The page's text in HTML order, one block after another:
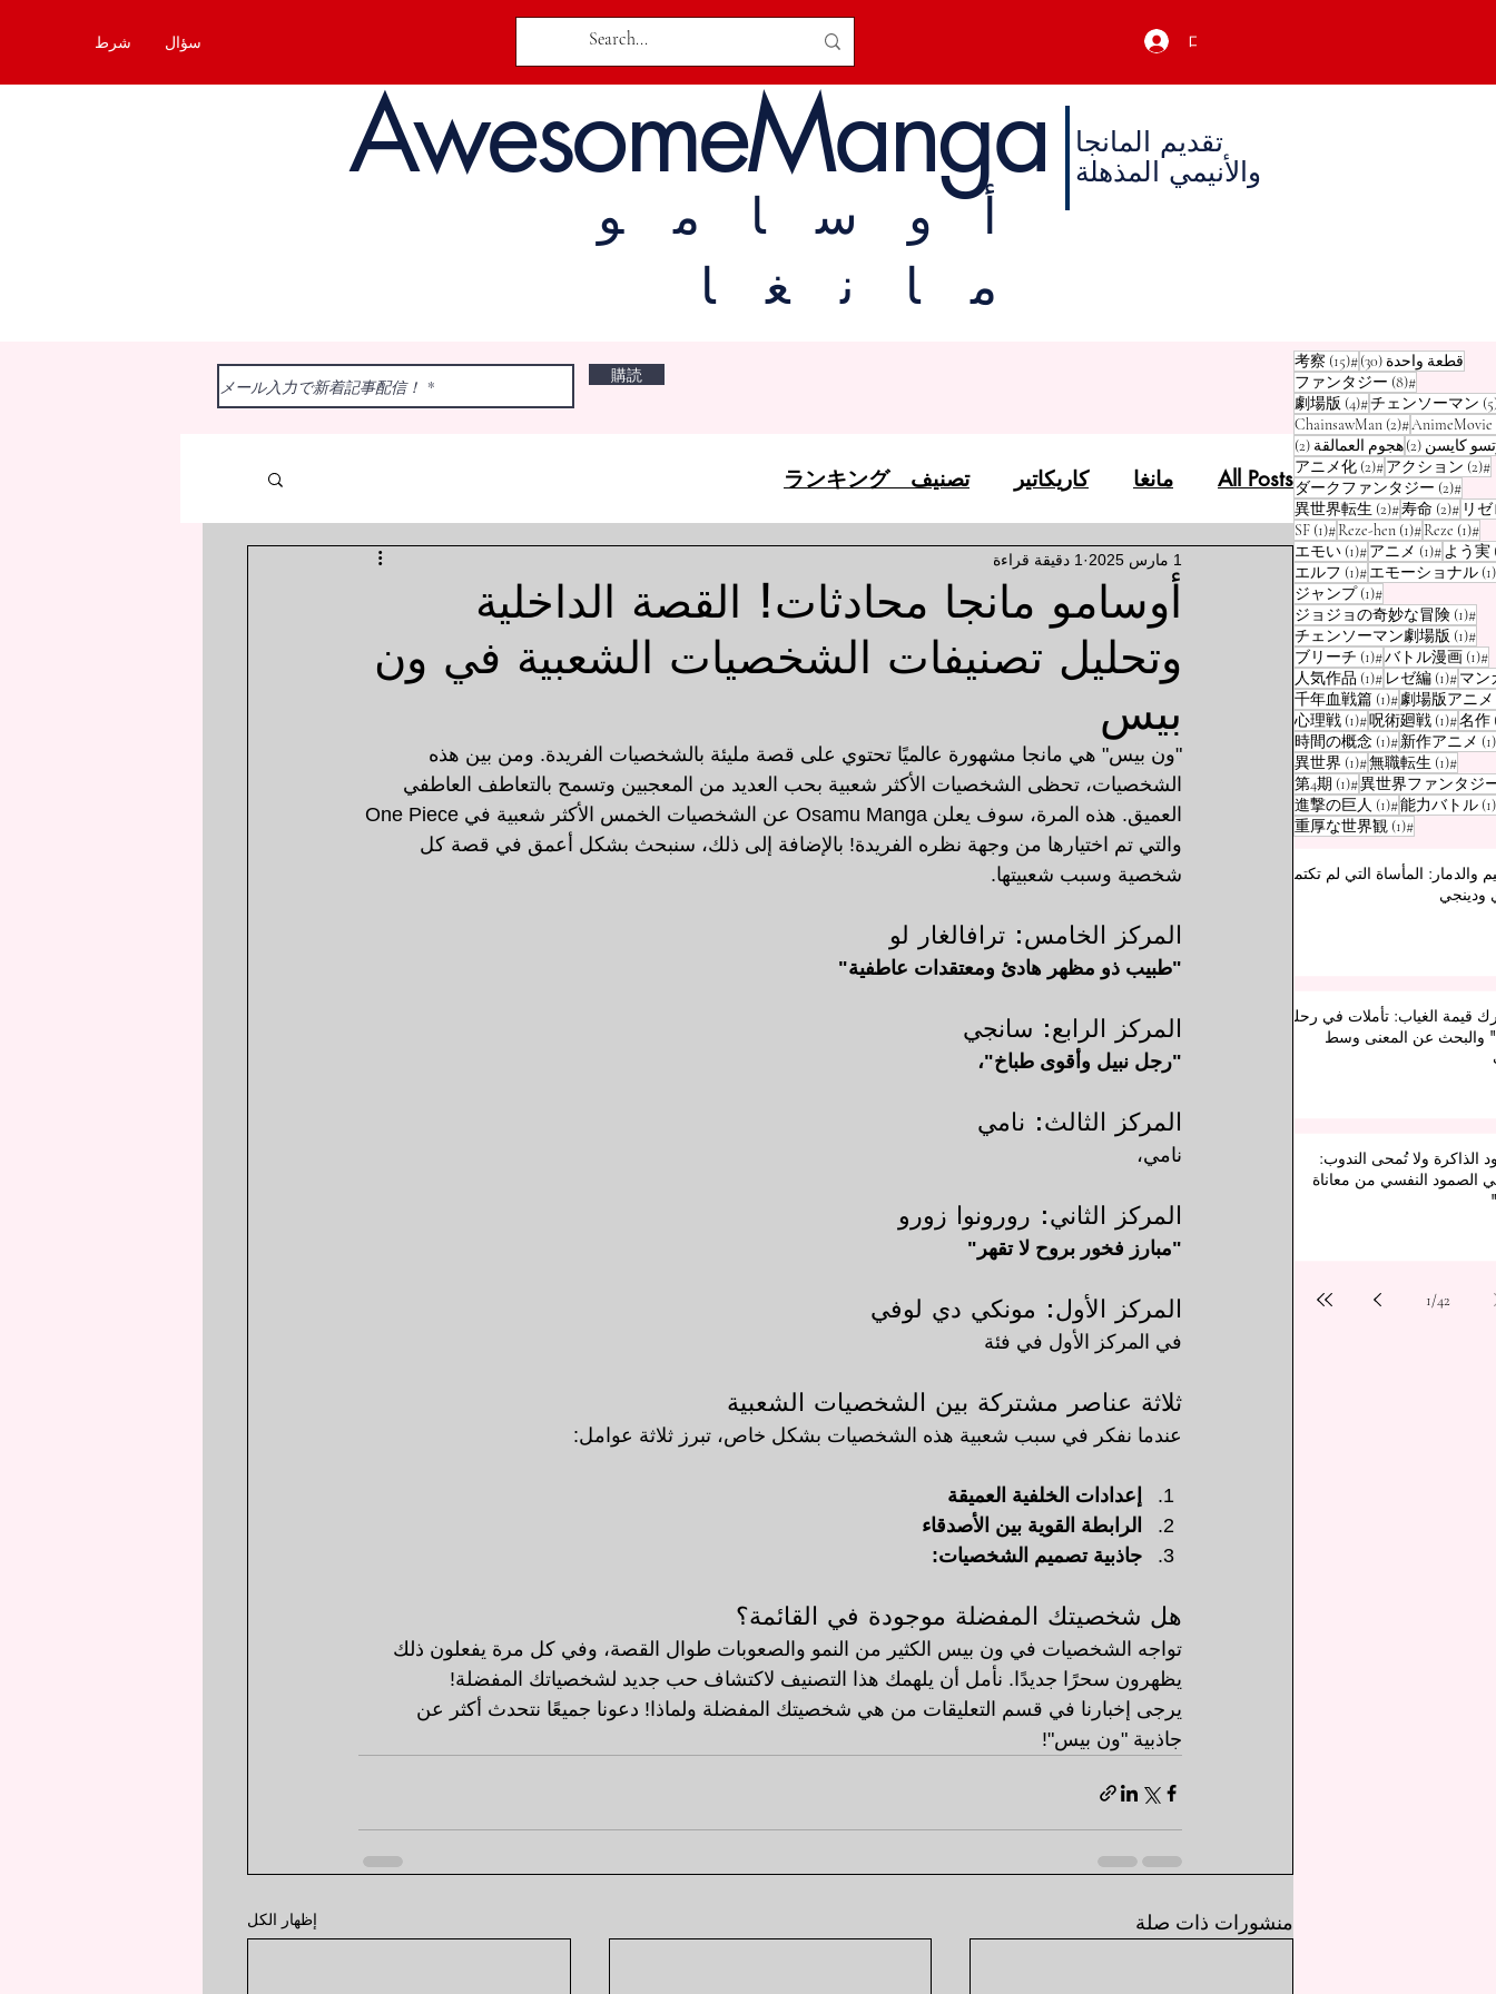
شرط سؤال ログイン
AwesomeManga
أوسامو
مانغا
تقديم المانجا
والأنيمي المذهلة
購読
All Posts مانغا كاريكاتير تصنيف ランキング
أوسامو مانجا محادثات! القصة الداخلية
وتحليل تصنيفات الشخصيات الشعبية في ون
بيس
1 مارس 2025 1 دقيقة قراءة
"ون بيس" هي مانجا مشهورة عالميًا تحتوي على قصة مليئة بالشخصيات الفريدة. ومن بين هذه
الشخصيات، تحظى الشخصيات الأكثر شعبية بحب العديد من المعجبين وتسمح بالتعاطف العاطفي
والتي تم اختيارها من وجهة نظره الفريدة! بالإضافة إلى ذلك، سنبحث بشكل أعمق في قصة كل
شخصية وسبب شعبيتها.
المركز الخامس: ترافالغار لو
"طبيب ذو مظهر هادئ ومعتقدات عاطفية"
المركز الرابع: سانجي
"رجل نبيل وأقوى طباخ"،
المركز الثالث: نامي
نامي،
المركز الثاني: رورونوا زورو
"مبارز فخور بروح لا تقهر"
المركز الأول: مونكي دي لوفي
في المركز الأول في فئة
ثلاثة عناصر مشتركة بين الشخصيات الشعبية
عندما نفكر في سبب شعبية هذه الشخصيات بشكل خاص، تبرز ثلاثة عوامل:
إعدادات الخلفية العميقة
الرابطة القوية بين الأصدقاء
جاذبية تصميم الشخصيات:
هل شخصيتك المفضلة موجودة في القائمة؟
تواجه الشخصيات في ون بيس الكثير من النمو والصعوبات طوال القصة، وفي كل مرة يفعلون ذلك
يظهرون سحرًا جديدًا. نأمل أن يلهمك هذا التصنيف لاكتشاف حب جديد لشخصياتك المفضلة!
يرجى إخبارنا في قسم التعليقات من هي شخصيتك المفضلة ولماذا! دعونا جميعًا نتحدث أكثر عن
جاذبية "ون بيس"!
منشورات ذات صلة إظهار الكل
قطعة واحدة (30) 30 منشورًا
#考察
(15)
15 منشورًا
#ファンタジー
(8)
5 منشورات#劇場版
(4)
منشوران (2)
#ChainsawMan
(2)
منشوران (2)
كايسن (2) منشوران (2)
هجوم العمالقة (2)
#アクション
(2) منشوران (2)
#アニメ化
(2)
منشوران (2)
#ダークファンタジー
(2)
منشوران (2)
منشوران (2)
#寿命
(2) منشوران (2)
#異世界転生
(2)
منشوران (2)
#Reze
(1) منشور واحد (1)
#Reze-hen
(1) منشور واحد (1)
#SF
(1)
منشور واحد (1)
منشور واحد (1)
#アニメ
(1) منشور واحد (1)
#エモい
(1)
منشور واحد (1)
(1)
منشور واحد (1)
#エルフ
(1)
#ジャンプ
(1)
#ジョジョの奇妙な冒険
(1)
#チェンソーマン劇場版
(1)
منشور واحد (1)
#バトル漫画
(1) منشور واحد (1)
#ブリーチ
(1)
منشور واحد (1)
#レゼ編
(1) منشور واحد (1)
#人気作品
(1)
منشور واحد (1)
#千年血戦篇
(1)
منشور واحد (1)
منشور واحد (1)
#呪術廻戦
(1) منشور واحد (1)
#心理戦
(1)
منشور واحد (1)
(1)
منشور واحد (1)
#時間の概念
(1)
منشور واحد (1)
#無職転生
(1) منشور واحد (1)
#異世界
(1)
منشور واحد (1)
منشور واحد (1)
#第4期
(1)
منشور واحد (1)
(1)
منشور واحد (1)
#進撃の巨人
(1)
منشور واحد (1)
#重厚な世界観
(1) منشور واحد (1)
والدمار: المأساة التي لم تكتمل
ودينجي
قيمة الغياب: تأملات في رحلة
والبحث عن المعنى وسط
الذاكرة ولا تُمحى الندوب:
النفسي من معاناة
1/42